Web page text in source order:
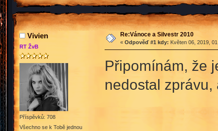
Vivien
RT ŽvB
Příspěvků: 708
Všechno se k Tobě jednou
Re:Vánoce a Silvestr 2010
« Odpověď #1 kdy: Květen 06, 2019,
Připomínám, že
nedostal